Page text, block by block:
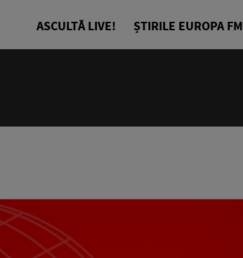
ASCULTĂ LIVE! ȘTIRILE EUROPA FM